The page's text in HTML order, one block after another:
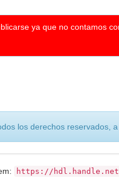
ya que no contamos
los derechos reservados,
https://hdl.handle.net/